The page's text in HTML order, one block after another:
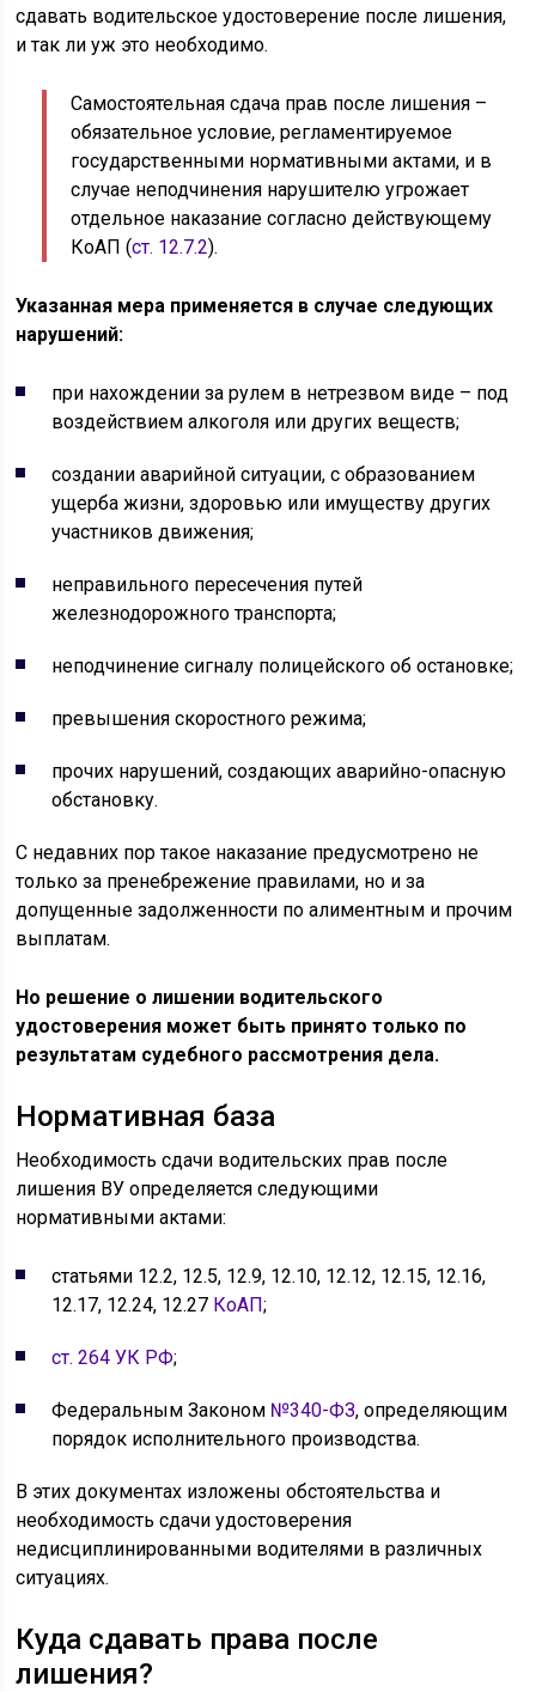
сдавать водительское удостоверение после лишения,
и так ли уж это необходимо.
Самостоятельная сдача прав после лишения –
обязательное условие, регламентируемое
государственными нормативными актами, и в
случае неподчинения нарушителю угрожает
отдельное наказание согласно действующему
КоАП (ст. 12.7.2).
Указанная мера применяется в случае следующих
нарушений:
при нахождении за рулем в нетрезвом виде – под
воздействием алкоголя или других веществ;
создании аварийной ситуации, с образованием
ущерба жизни, здоровью или имуществу других
участников движения;
неправильного пересечения путей
железнодорожного транспорта;
неподчинение сигналу полицейского об остановке;
превышения скоростного режима;
прочих нарушений, создающих аварийно-опасную
обстановку.
С недавних пор такое наказание предусмотрено не
только за пренебрежение правилами, но и за
допущенные задолженности по алиментным и прочим
выплатам.
Но решение о лишении водительского
удостоверения может быть принято только по
результатам судебного рассмотрения дела.
Нормативная база
Необходимость сдачи водительских прав после
лишения ВУ определяется следующими
нормативными актами:
статьями 12.2, 12.5, 12.9, 12.10, 12.12, 12.15, 12.16,
12.17, 12.24, 12.27 КоАП;
ст. 264 УК РФ;
Федеральным Законом №340-ФЗ, определяющим
порядок исполнительного производства.
В этих документах изложены обстоятельства и
необходимость сдачи удостоверения
недисциплинированными водителями в различных
ситуациях.
Куда сдавать права после
лишения?